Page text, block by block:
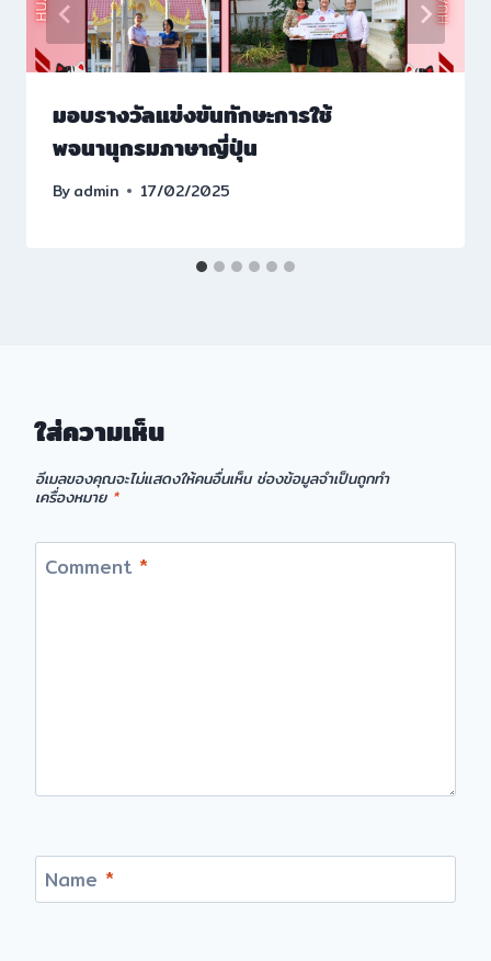
มอบรางวัลแข่งขันทักษะการใช้
พจนานุกรมภาษาญี่ปุ่น
Byadmin 17/02/2025
ใส่ความเห็น
อีเมลของคุณจะไม่แสดงให้คนอื่นเห็น ช่องข้อมูลจำเป็นถูกทำ
เครื่องหมาย *
Comment *
Name *